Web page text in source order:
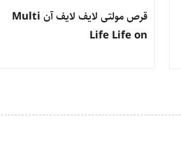
قرص مولتی لایف لایف آن Multi
Life Life on